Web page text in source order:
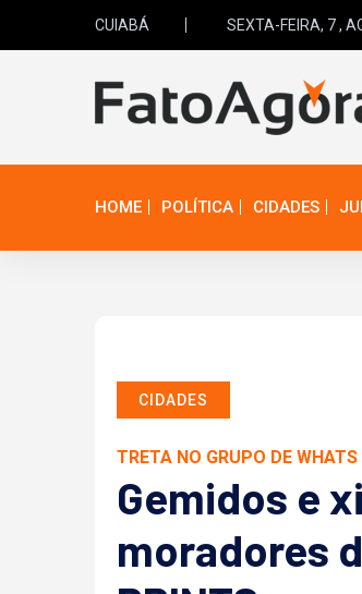
CUIABÁ SEXTA-FEIRA, 7 ,
HOME POLÍTICA CIDADES
CIDADES
TRETA NO GRUPO DE WHATS
Gemidos e
moradores